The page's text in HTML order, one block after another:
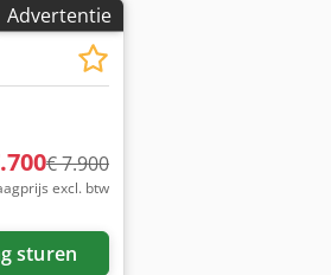
Advertentie
€ 7.900
excl. btw
sturen